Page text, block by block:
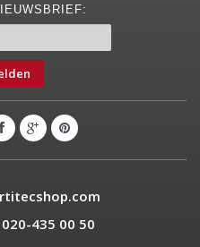
020-435 00 50